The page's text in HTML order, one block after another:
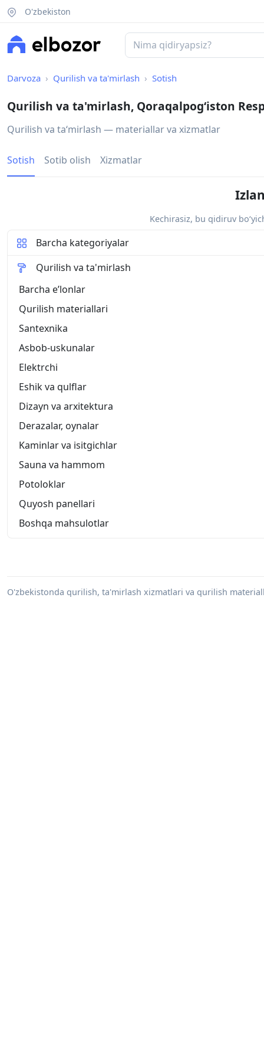
O'zbekiston
Darvoza Qurilish va ta'mirlash Sotish
Qurilish va ta'mirlash, Qoraqalpogʻiston
Qurilish va taʻmirlash — materiallar va xizmatlar
Sotish Sotib olish Xizmatlar
Kechirasiz, bu qidiruv
Barcha kategoriyalar
Qurilish va ta'mirlash
Barcha eʼlonlar
Qurilish materiallari
Santexnika
Asbob-uskunalar
Elektrchi
Eshik va qulflar
Dizayn va arxitektura
Derazalar, oynalar
Kaminlar va isitgichlar
Sauna va hammom
Potoloklar
Quyosh panellari
Boshqa mahsulotlar
O'zbekistonda qurilish, ta'mirlash xizmatlari va qurilish